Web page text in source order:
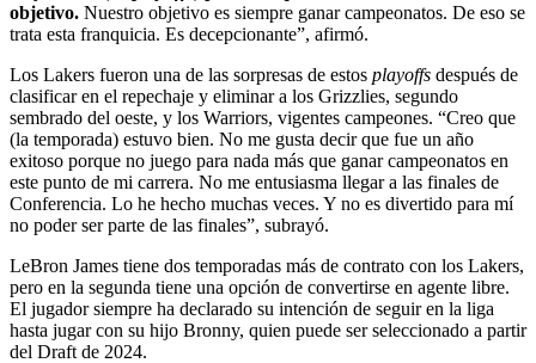
objetivo. Nuestro objetivo es siempre ganar campeonatos. De eso se
trata esta franquicia. Es decepcionante”, afirmó.
Los Lakers fueron una de las sorpresas de estos playoffs después de
clasificar en el repechaje y eliminar a los Grizzlies, segundo
sembrado del oeste, y los Warriors, vigentes campeones. “Creo que
(la temporada) estuvo bien. No me gusta decir que fue un año
exitoso porque no juego para nada más que ganar campeonatos en
este punto de mi carrera. No me entusiasma llegar a las finales de
Conferencia. Lo he hecho muchas veces. Y no es divertido para mí
no poder ser parte de las finales”, subrayó.
LeBron James tiene dos temporadas más de contrato con los Lakers,
pero en la segunda tiene una opción de convertirse en agente libre.
El jugador siempre ha declarado su intención de seguir en la liga
hasta jugar con su hijo Bronny, quien puede ser seleccionado a partir
del Draft de 2024.